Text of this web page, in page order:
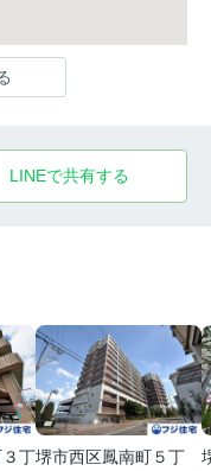
LINEで共有する
丁堺市西区鳳南町５丁